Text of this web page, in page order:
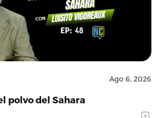
Ago 6, 2026
polvo del Sahara